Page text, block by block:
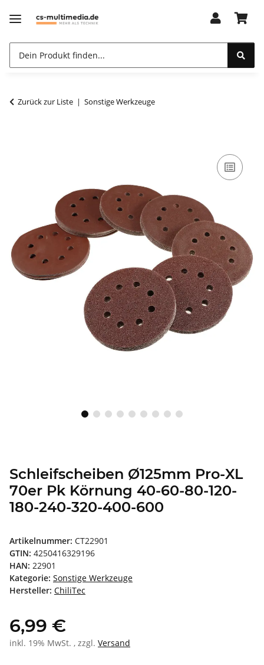
Zurück zur Liste Sonstige Werkzeuge
Schleifscheiben Ø125mm Pro-XL
70er Pk Körnung 40-60-80-120-
180-240-320-400-600
Artikelnummer: CT22901
GTIN: 4250416329196
HAN: 22901
Kategorie: Sonstige Werkzeuge
Hersteller: ChiliTec
6,99 €
inkl. 19% MwSt. , zzgl. Versand